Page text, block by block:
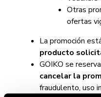
Otras
ofertas
La promoción
producto
GOIKO se
cancelar la
fraudulento, uso